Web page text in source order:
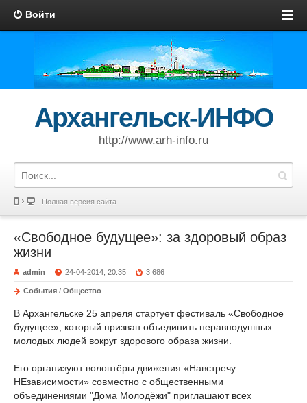
Войти
Архангельск-ИНФО
http://www.arh-info.ru
Полная версия сайта
«Свободное будущее»: за здоровый образ
жизни
admin 24-04-2014, 20:35 3 686
События / Общество
В Архангельске 25 апреля стартует фестиваль «Свободное
будущее», который призван объединить неравнодушных
молодых людей вокруг здорового образа жизни.
Его организуют волонтёры движения «Навстречу
НЕзависимости» совместно с общественными
объединениями "Дома Молодёжи" приглашают всех